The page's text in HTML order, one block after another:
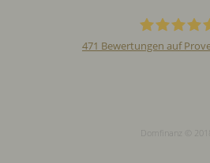
471 Bewertungen auf
Domfinanz © 2018